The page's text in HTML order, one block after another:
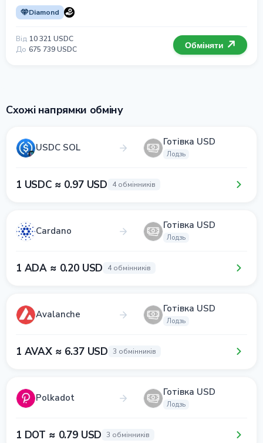
Diamond
Від 10 321 USDC
До 675 739 USDC Обміняти
Схожі напрямки обміну
USDC SOL Готівка USD
Лодзь
1 USDC ≈ 0.97 USD 4 обмінників
Cardano Готівка USD
Лодзь
1 ADA ≈ 0.20 USD 4 обмінників
Avalanche Готівка USD
Лодзь
1 AVAX ≈ 6.37 USD 3 обмінників
Polkadot Готівка USD
Лодзь
1 DOT ≈ 0.79 USD 3 обмінників